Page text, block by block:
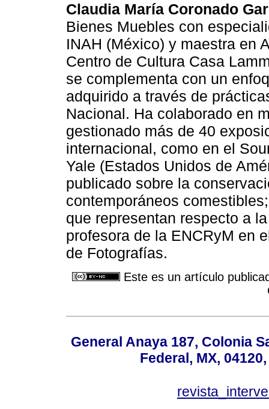
Claudia María Coronado
Bienes Muebles con
INAH (México) y maestra en
Centro de Cultura Casa
se complementa con un
adquirido a través de
Nacional. Ha colaborado en
gestionado más de 40
internacional, como en el
Yale (Estados Unidos de
publicado sobre la
contemporáneos
que representan respecto a
profesora de la ENCRyM en
de Fotografías.
Este es un artículo
General Anaya 187, Colonia
Federal, MX,